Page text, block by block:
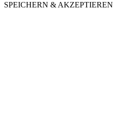
SPEICHERN & AKZEPTIEREN